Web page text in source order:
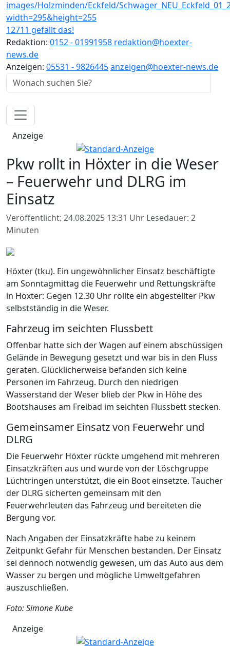
12711 gefällt das!
Redaktion: 0152 - 01991958 redaktion@hoexter-
news.de
Anzeigen: 05531 - 9826445anzeigen@hoexter-news.de
Anzeige
Pkw rollt in Höxter in die Weser
– Feuerwehr und DLRG im
Einsatz
Veröffentlicht: 24.08.2025 13:31 Uhr Lesedauer: 2
Minuten
Höxter (tku). Ein ungewöhnlicher Einsatz beschäftigte
am Sonntagmittag die Feuerwehr und Rettungskräfte
in Höxter: Gegen 12.30 Uhr rollte ein abgestellter Pkw
selbstständig in die Weser.
Fahrzeug im seichten Flussbett
Offenbar hatte sich der Wagen auf einem abschüssigen
Gelände in Bewegung gesetzt und war bis in den Fluss
geraten. Glücklicherweise befanden sich keine
Personen im Fahrzeug. Durch den niedrigen
Wasserstand der Weser blieb der Pkw in Höhe des
Bootshauses am Freibad im seichten Flussbett stecken.
Gemeinsamer Einsatz von Feuerwehr und
DLRG
Die Feuerwehr Höxter rückte umgehend mit mehreren
Einsatzkräften aus und wurde von der Löschgruppe
Lüchtringen unterstützt, die ein Boot einsetzte. Taucher
der DLRG sicherten gemeinsam mit den
Feuerwehrleuten das Fahrzeug und bereiteten die
Bergung vor.
Nach Angaben der Einsatzkräfte habe zu keinem
Zeitpunkt Gefahr für Menschen bestanden. Der Einsatz
sei dennoch notwendig gewesen, um das Auto aus dem
Wasser zu bergen und mögliche Umweltgefahren
auszuschließen.
Foto: Simone Kube
Anzeige